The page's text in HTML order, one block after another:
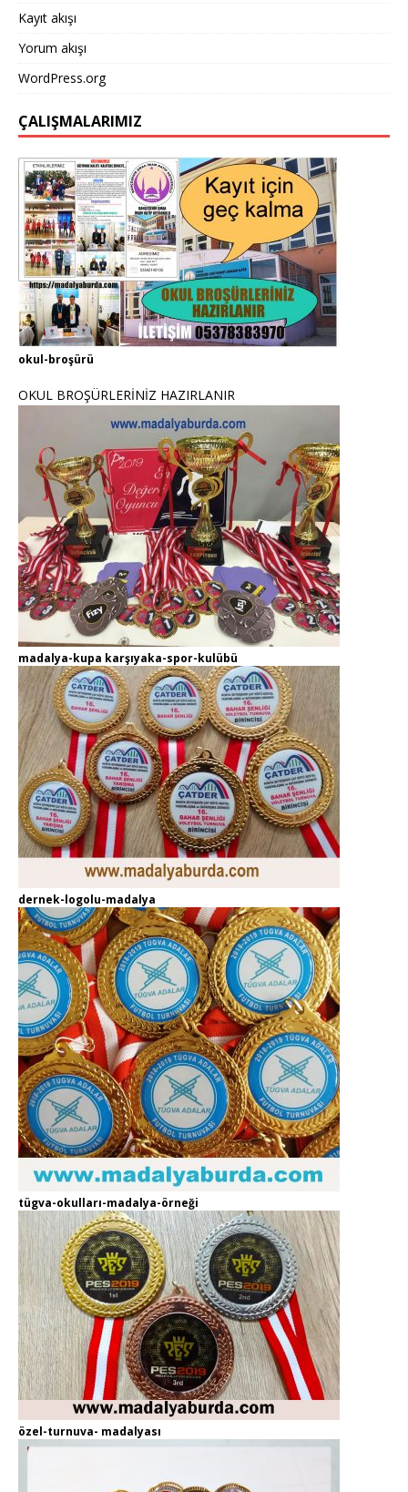
Kayıt akışı
Yorum akışı
WordPress.org
ÇALIŞMALARIMIZ
okul-broşürü
OKUL BROŞÜRLERİNİZ HAZIRLANIR
madalya-kupa karşıyaka-spor-kulübü
dernek-logolu-madalya
tügva-okulları-madalya-örneği
özel-turnuva- madalyası